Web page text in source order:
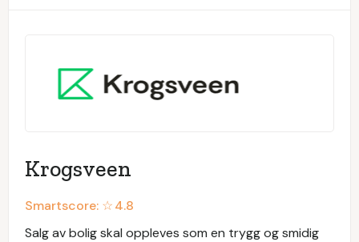
Krogsveen
Smartscore: ☆4.8
Salg av bolig skal oppleves som en trygg og smidig